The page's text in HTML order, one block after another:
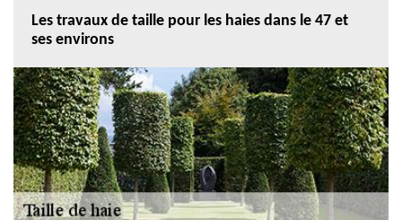
Les travaux de taille pour les haies dans le 47 et
ses environs